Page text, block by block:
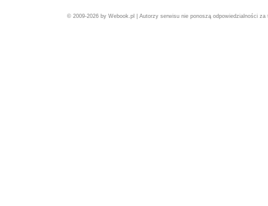
© 2009-2026 by Webook.pl | Autorzy serwisu nie ponoszą odpowiedzialności